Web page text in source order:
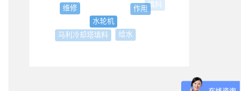
维修
马利冷却塔填料
水轮机
给水
作用 填料